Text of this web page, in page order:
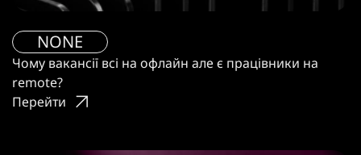
NONE
Чому вакансії всі на офлайн але є працівники на
remote?
Перейти